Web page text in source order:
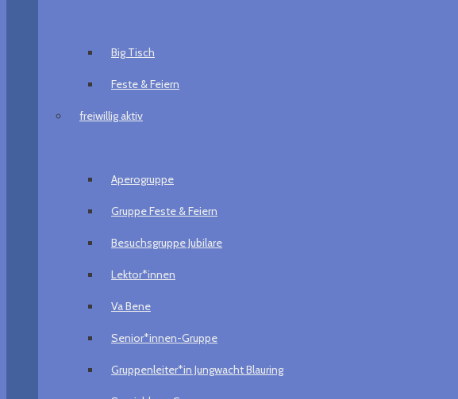
Big Tisch
Feste & Feiern
freiwillig aktiv
Aperogruppe
Gruppe Feste & Feiern
Besuchsgruppe Jubilare
Lektor*innen
Va Bene
Senior*innen-Gruppe
Gruppenleiter*in Jungwacht Blauring